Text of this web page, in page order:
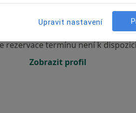
10
rezervace termínu není k
Zobrazit profil
Upravit nastavení